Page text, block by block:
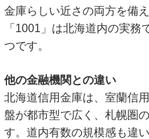
金庫らしい近さの両方を備
「1001」は北海道内の実
つです。
他の金融機関との違い
北海道信用金庫は、室蘭信
盤が都市型で広く、札幌圏
す。道内有数の規模感も違